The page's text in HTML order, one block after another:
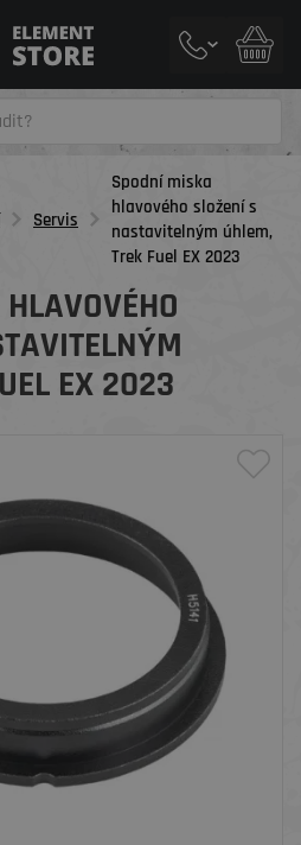
Servis
Spodní miska
hlavového složení s
nastavitelným úhlem,
Trek Fuel EX 2023
EX 2023